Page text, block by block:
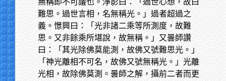
無稱即不可議也。淨影曰：「過世心想，故曰
難思。過世言相，名無稱光。」過者超過之
義。憬興曰：「光非諸二乘等所測度，故難
思。又非餘乘所堪說，故無稱。」又曇師讚
曰：「其光除佛莫能測，故佛又號難思光。」
「神光離相不可名，故佛又號無稱光。」光離
光相，故除佛莫測。曇師之解，攝前二者而更